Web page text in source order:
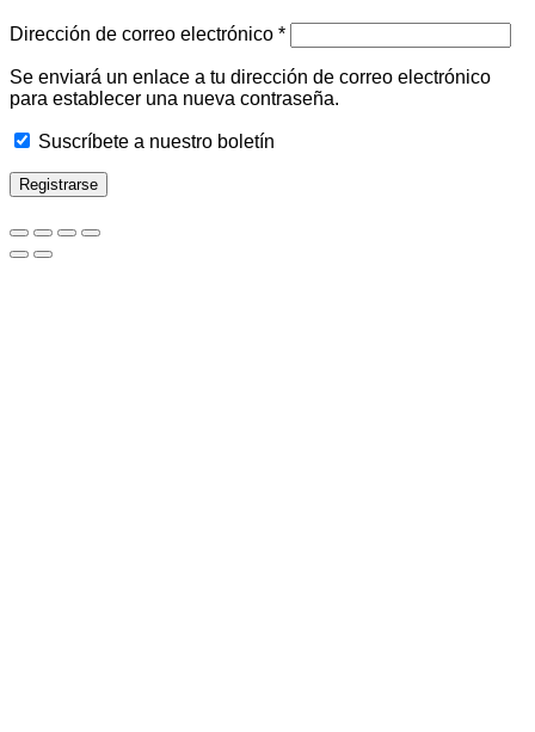
Dirección de correo electrónico *Obligatorio
Se enviará un enlace a tu dirección de correo electrónico
para establecer una nueva contraseña.
Suscríbete a nuestro boletín
Registrarse